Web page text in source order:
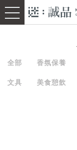
全部 香氛保養
文具 美食憩飲